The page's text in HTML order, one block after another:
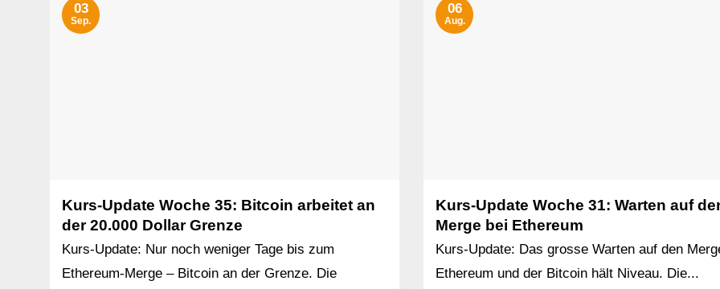
Kurs-Update Woche 35: Bitcoin arbeitet an
der 20.000 Dollar Grenze
Kurs-Update: Nur noch weniger Tage bis zum
Ethereum-Merge – Bitcoin an der Grenze. Die
03
Sep.
Kurs-Update Woche 31: Warten auf
Merge bei Ethereum
Kurs-Update: Das grosse Warten auf den
Ethereum und der Bitcoin hält Niveau. Die...
06
Aug.